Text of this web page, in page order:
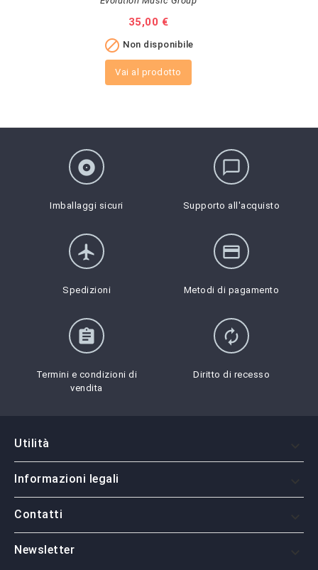
Prezzo
35,00 €
 Non disponibile
Vai al prodotto
album
Imballaggi sicuri
chat_bubble_outline
Supporto all'acquisto
flight
Spedizioni
credit_card
Metodi di pagamento
assignment
Termini e condizioni di
vendita
autorenew
Diritto di recesso
Utilità
Informazioni legali
Contatti
Newsletter